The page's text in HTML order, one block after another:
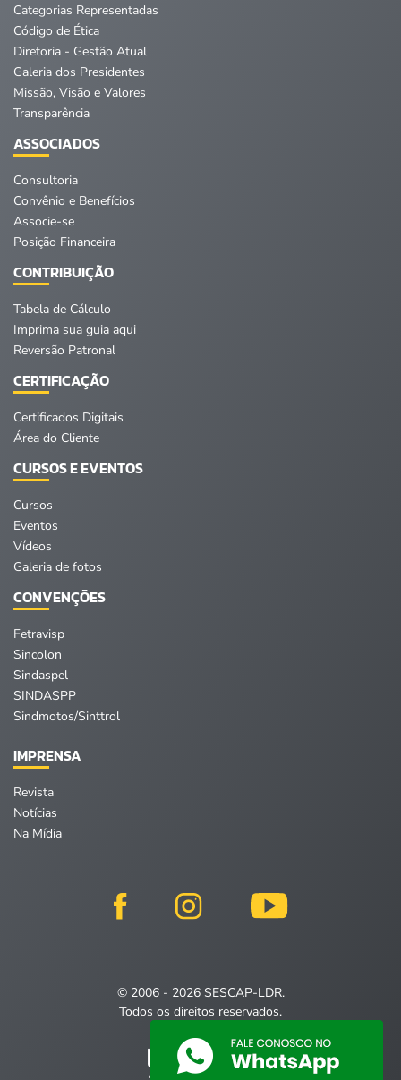
Categorias Representadas
Código de Ética
Diretoria - Gestão Atual
Galeria dos Presidentes
Missão, Visão e Valores
Transparência
ASSOCIADOS
Consultoria
Convênio e Benefícios
Associe-se
Posição Financeira
CONTRIBUIÇÃO
Tabela de Cálculo
Imprima sua guia aqui
Reversão Patronal
CERTIFICAÇÃO
Certificados Digitais
Área do Cliente
CURSOS E EVENTOS
Cursos
Eventos
Vídeos
Galeria de fotos
CONVENÇÕES
Fetravisp
Sincolon
Sindaspel
SINDASPP
Sindmotos/Sinttrol
IMPRENSA
Revista
Notícias
Na Mídia
© 2006 - 2026 SESCAP-LDR.
Todos os direitos reservados.